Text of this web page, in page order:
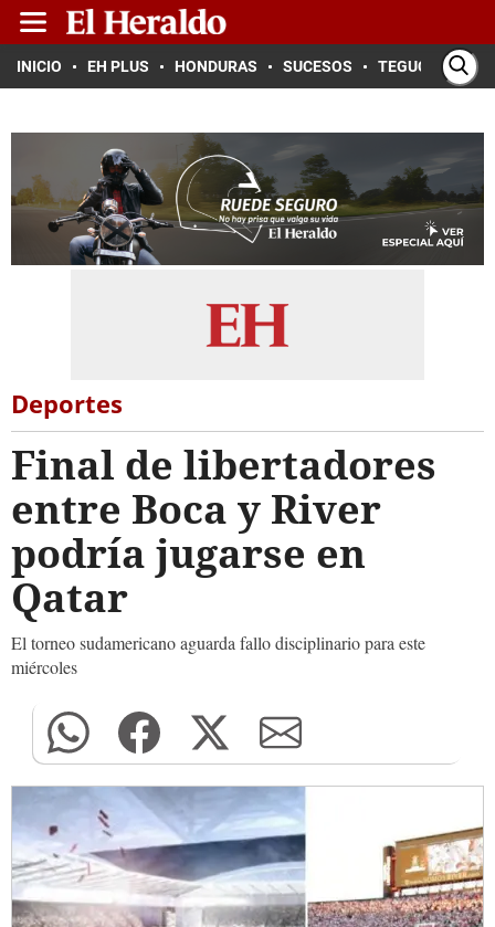
INICIO EH PLUS HONDURAS SUCESOS TEGUCIGALPA
Deportes
Final de libertadores
entre Boca y River
podría jugarse en
Qatar
El torneo sudamericano aguarda fallo disciplinario para este
miércoles